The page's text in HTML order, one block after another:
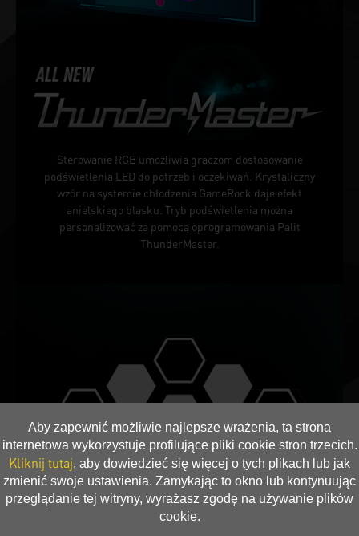
Aby zapewnić możliwie najlepsze wrażenia, ta strona
internetowa wykorzystuje profilujące pliki cookie stron trzecich.
Kliknij tutaj, aby dowiedzieć się więcej o tych plikach lub jak
zmienić swoje ustawienia. Zamykając to okno lub kontynuując
przeglądanie tej witryny, wyrażasz zgodę na używanie plików
cookie.
Sterowanie RGB umożliwia graczom dostosowanie
podświetlenia LED do potrzeb i oczekiwań. Krystaliczny
wzór na systemie chłodzenia GameRock daje efekt
anielskiego blasku. Tryb podświetlenia można
personalizować za pomocą oprogramowania Palit
ThunderMaster.